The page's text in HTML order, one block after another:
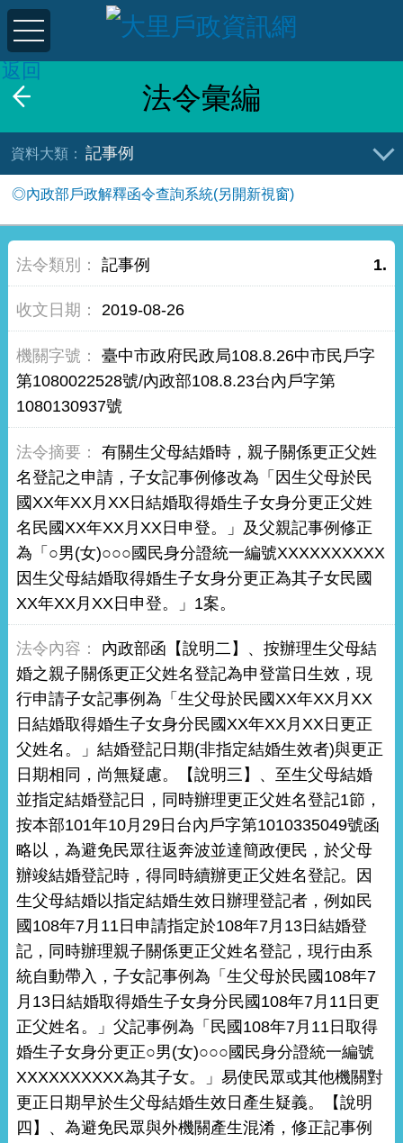
法令彙編
返回
記事例
◎內政部戶政解釋函令查詢系統(另開新視窗)
1.
記事例
2019-08-26
臺中市政府民政局108.8.26中市民戶字
第1080022528號/內政部108.8.23台內戶字第
1080130937號
有關生父母結婚時，親子關係更正父姓
名登記之申請，子女記事例修改為「因生父母於民
國XX年XX月XX日結婚取得婚生子女身分更正父姓
名民國XX年XX月XX日申登。」及父親記事例修正
為「○男(女)○○○國民身分證統一編號XXXXXXXXXX
因生父母結婚取得婚生子女身分更正為其子女民國
XX年XX月XX日申登。」1案。
內政部函【說明二】、按辦理生父母結
婚之親子關係更正父姓名登記為申登當日生效，現
行申請子女記事例為「生父母於民國XX年XX月XX
日結婚取得婚生子女身分民國XX年XX月XX日更正
父姓名。」結婚登記日期(非指定結婚生效者)與更正
日期相同，尚無疑慮。【說明三】、至生父母結婚
並指定結婚登記日，同時辦理更正父姓名登記1節，
按本部101年10月29日台內戶字第1010335049號函
略以，為避免民眾往返奔波並達簡政便民，於父母
辦竣結婚登記時，得同時續辦更正父姓名登記。因
生父母結婚以指定結婚生效日辦理登記者，例如民
國108年7月11日申請指定於108年7月13日結婚登
記，同時辦理親子關係更正父姓名登記，現行由系
統自動帶入，子女記事例為「生父母於民國108年7
月13日結婚取得婚生子女身分民國108年7月11日更
正父姓名。」父記事例為「民國108年7月11日取得
婚生子女身分更正○男(女)○○○國民身分證統一編號
XXXXXXXXXX為其子女。」易使民眾或其他機關對
更正日期早於生父母結婚生效日產生疑義。【說明
四】、為避免民眾與外機關產生混淆，修正記事例